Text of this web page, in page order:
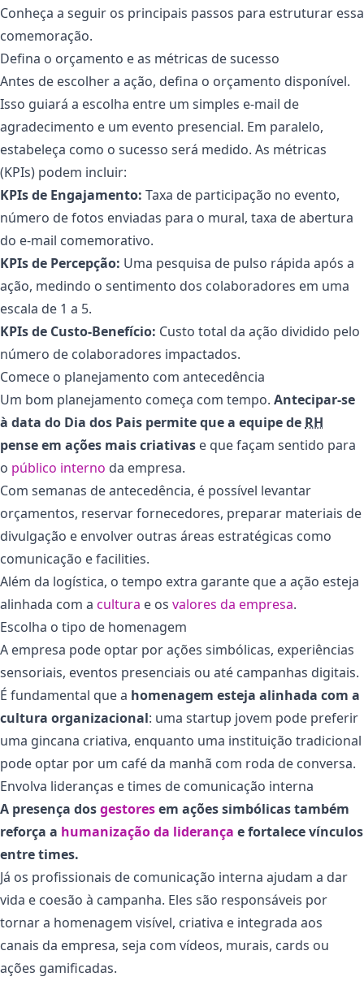
Conheça a seguir os principais passos para estruturar essa
comemoração.
Defina o orçamento e as métricas de sucesso
Antes de escolher a ação, defina o orçamento disponível.
Isso guiará a escolha entre um simples e-mail de
agradecimento e um evento presencial. Em paralelo,
estabeleça como o sucesso será medido. As métricas
(KPIs) podem incluir:
KPIs de Engajamento: Taxa de participação no evento,
número de fotos enviadas para o mural, taxa de abertura
do e-mail comemorativo.
KPIs de Percepção: Uma pesquisa de pulso rápida após a
ação, medindo o sentimento dos colaboradores em uma
escala de 1 a 5.
KPIs de Custo-Benefício: Custo total da ação dividido pelo
número de colaboradores impactados.
Comece o planejamento com antecedência
Um bom planejamento começa com tempo. Antecipar-se
à data do Dia dos Pais permite que a equipe de RH
pense em ações mais criativas e que façam sentido para
o público interno da empresa.
Com semanas de antecedência, é possível levantar
orçamentos, reservar fornecedores, preparar materiais de
divulgação e envolver outras áreas estratégicas como
comunicação e facilities.
Além da logística, o tempo extra garante que a ação esteja
alinhada com a cultura e os valores da empresa.
Escolha o tipo de homenagem
A empresa pode optar por ações simbólicas, experiências
sensoriais, eventos presenciais ou até campanhas digitais.
É fundamental que a homenagem esteja alinhada com a
cultura organizacional: uma startup jovem pode preferir
uma gincana criativa, enquanto uma instituição tradicional
pode optar por um café da manhã com roda de conversa.
Envolva lideranças e times de comunicação interna
A presença dosgestoresem ações simbólicas também
reforça a humanização da liderança e fortalece vínculos
entre times.
Já os profissionais de comunicação interna ajudam a dar
vida e coesão à campanha. Eles são responsáveis por
tornar a homenagem visível, criativa e integrada aos
canais da empresa, seja com vídeos, murais, cards ou
ações gamificadas.